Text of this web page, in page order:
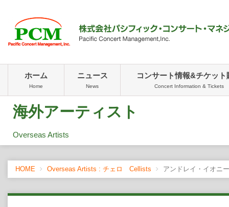
ホーム
Home
ニュース
News
コンサート情報&チケット
Concert Information & Tickets
海外アーティスト
Overseas Artists
HOME Overseas Artists : チェロ Cellists アンドレイ・イオニ